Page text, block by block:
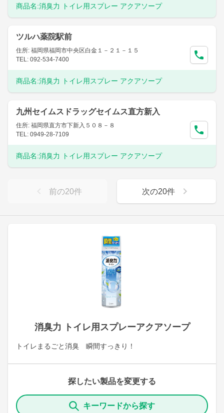
消臭力 トイレ用スプレーアクアソープ
トイレまるごと消臭 瞬間すっきり！
探したい製品を変更する
キーワードから探す
商品名:消臭力 トイレ用スプレー アクアソープ
ツルハ薬院駅前
住所: 福岡県福岡市中央区白金１－２１－１５
TEL: 092-534-7400
商品名:消臭力 トイレ用スプレー アクアソープ
九州セイムスドラッグセイムス直方新入
住所: 福岡県直方市下新入５０８－８
TEL: 0949-28-7109
商品名:消臭力 トイレ用スプレー アクアソープ
前の20件 次の20件